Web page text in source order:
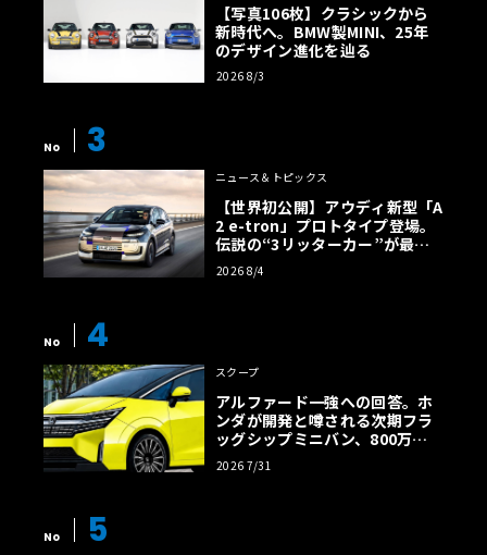
【写真106枚】クラシックから
新時代へ。BMW製MINI、25年
のデザイン進化を辿る
2026 8/3
No 3
ニュース＆トピックス
【世界初公開】アウディ新型「A
2 e-tron」プロトタイプ登場。
伝説の“3リッターカー”が最高
効率エントリーBEVとして復活
【画像38枚】
2026 8/4
No 4
スクープ
アルファード一強への回答。ホ
ンダが開発と噂される次期フラ
ッグシップミニバン、800万円
超の勝算【予想CG】
2026 7/31
No 5